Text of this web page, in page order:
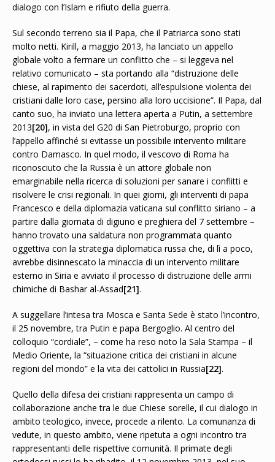
dialogo con l’Islam e rifiuto della guerra.
Sul secondo terreno sia il Papa, che il Patriarca sono stati
molto netti. Kirill, a maggio 2013, ha lanciato un appello
globale volto a fermare un conflitto che – si leggeva nel
relativo comunicato – sta portando alla “distruzione delle
chiese, al rapimento dei sacerdoti, all’espulsione violenta dei
cristiani dalle loro case, persino alla loro uccisione”. Il Papa, dal
canto suo, ha inviato una lettera aperta a Putin, a settembre
2013[20], in vista del G20 di San Pietroburgo, proprio con
l’appello affinché si evitasse un possibile intervento militare
contro Damasco. In quel modo, il vescovo di Roma ha
riconosciuto che la Russia è un attore globale non
emarginabile nella ricerca di soluzioni per sanare i conflitti e
risolvere le crisi regionali. In quei giorni, gli interventi di papa
Francesco e della diplomazia vaticana sul conflitto siriano – a
partire dalla giornata di digiuno e preghiera del 7 settembre –
hanno trovato una saldatura non programmata quanto
oggettiva con la strategia diplomatica russa che, di lì a poco,
avrebbe disinnescato la minaccia di un intervento militare
esterno in Siria e avviato il processo di distruzione delle armi
chimiche di Bashar al-Assad[21].
A suggellare l’intesa tra Mosca e Santa Sede è stato l’incontro,
il 25 novembre, tra Putin e papa Bergoglio. Al centro del
colloquio “cordiale”, – come ha reso noto la Sala Stampa – il
Medio Oriente, la “situazione critica dei cristiani in alcune
regioni del mondo” e la vita dei cattolici in Russia[22].
Quello della difesa dei cristiani rappresenta un campo di
collaborazione anche tra le due Chiese sorelle, il cui dialogo in
ambito teologico, invece, procede a rilento. La comunanza di
vedute, in questo ambito, viene ripetuta a ogni incontro tra
rappresentanti delle rispettive comunità. Il primate degli